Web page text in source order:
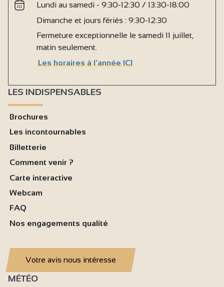
Lundi au samedi - 9:30-12:30 / 13:30-18:00
Dimanche et jours fériés : 9:30-12:30
Fermeture exceptionnelle le samedi 11 juillet,
matin seulement.
Les horaires à l'année ICI
LES INDISPENSABLES
Brochures
Les incontournables
Billetterie
Comment venir ?
Carte interactive
Webcam
FAQ
Nos engagements qualité
Votre avis nous intéresse
MÉTÉO